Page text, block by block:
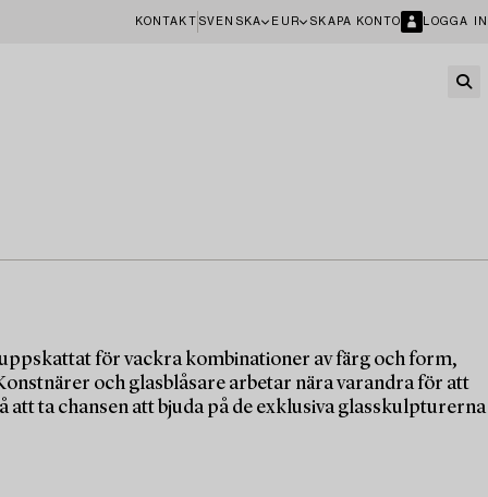
KONTAKT SVENSKA EUR SKAPA KONTO LOGGA IN
för vackra kombinationer av färg och form,
och glasblåsare arbetar nära varandra för att
att ta chansen att bjuda på de exklusiva glasskulpturerna